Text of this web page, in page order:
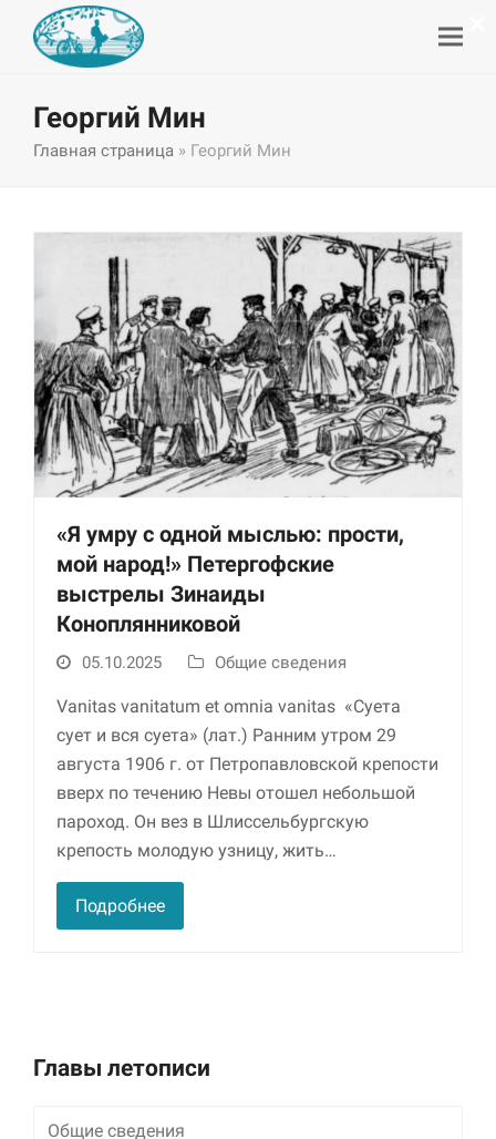
Георгий Мин
Главная страница » Георгий Мин
«Я умру с одной мыслью: прости,
мой народ!» Петергофские
выстрелы Зинаиды
Коноплянниковой
05.10.2025 Общие сведения
Vanitas vanitatum et omnia vanitas «Суета
сует и вся суета» (лат.) Ранним утром 29
августа 1906 г. от Петропавловской крепости
вверх по течению Невы отошел небольшой
пароход. Он вез в Шлиссельбургскую
крепость молодую узницу, жить…
Подробнее
Главы летописи
Общие сведения
Необходимые
Использование
этих файлов cookie
обязательно. Они
необходимы для
функционирования